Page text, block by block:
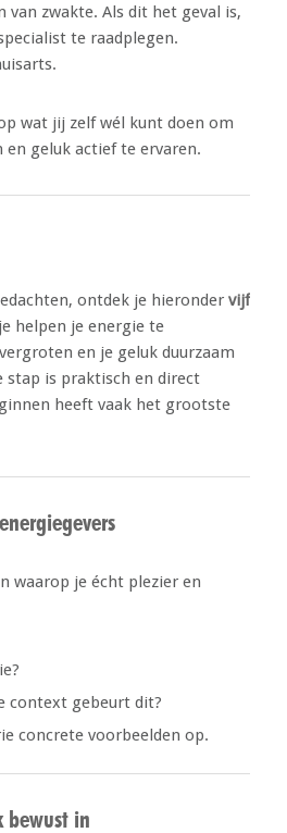
van zwakte. Als dit het geval is,
te raadplegen.
wat jij zelf wél kunt doen om
geluk actief te ervaren.
ontdek je hieronder vijf
helpen je energie te
en je geluk duurzaam
stap is praktisch en direct
heeft vaak het grootste
waarop je écht plezier en
context gebeurt dit?
concrete voorbeelden op.
bewust in